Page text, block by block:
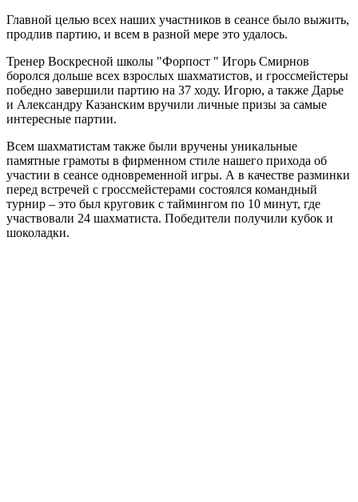
Главной целью всех наших участников в сеансе было выжить,
продлив партию, и всем в разной мере это удалось.
Тренер Воскресной школы "Форпост " Игорь Смирнов
боролся дольше всех взрослых шахматистов, и гроссмейстеры
победно завершили партию на 37 ходу. Игорю, а также Дарье
и Александру Казанским вручили личные призы за самые
интересные партии.
Всем шахматистам также были вручены уникальные
памятные грамоты в фирменном стиле нашего прихода об
участии в сеансе одновременной игры. А в качестве разминки
перед встречей с гроссмейстерами состоялся командный
турнир – это был круговик с таймингом по 10 минут, где
участвовали 24 шахматиста. Победители получили кубок и
шоколадки.